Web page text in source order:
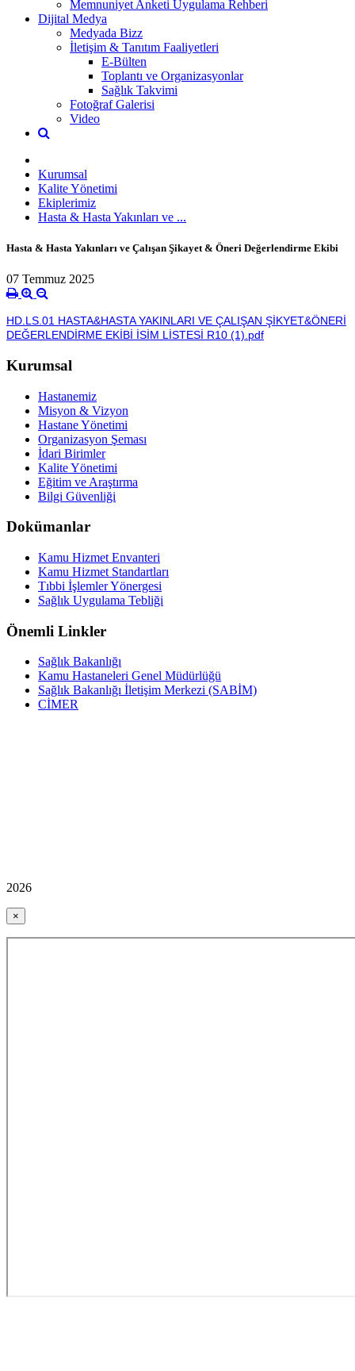
Memnuniyet Anketi Uygulama Rehberi
Dijital Medya
Medyada Bizz
İletişim & Tanıtım Faaliyetleri
E-Bülten
Toplantı ve Organizasyonlar
Sağlık Takvimi
Fotoğraf Galerisi
Video
Kurumsal
Kalite Yönetimi
Ekiplerimiz
Hasta & Hasta Yakınları ve ...
Hasta & Hasta Yakınları ve Çalışan Şikayet & Öneri Değerlendirme Ekibi
07 Temmuz 2025
HD.LS.01 HASTA&HASTA YAKINLARI VE ÇALIŞAN ŞİKYET&ÖNERİ
DEĞERLENDİRME EKİBİ İSİM LİSTESİ R10 (1).pdf
Kurumsal
Hastanemiz
Misyon & Vizyon
Hastane Yönetimi
Organizasyon Şeması
İdari Birimler
Kalite Yönetimi
Eğitim ve Araştırma
Bilgi Güvenliği
Dokümanlar
Kamu Hizmet Envanteri
Kamu Hizmet Standartları
Tıbbi İşlemler Yönergesi
Sağlık Uygulama Tebliği
Önemli Linkler
Sağlık Bakanlığı
Kamu Hastaneleri Genel Müdürlüğü
Sağlık Bakanlığı İletişim Merkezi (SABİM)
CİMER
2026
×